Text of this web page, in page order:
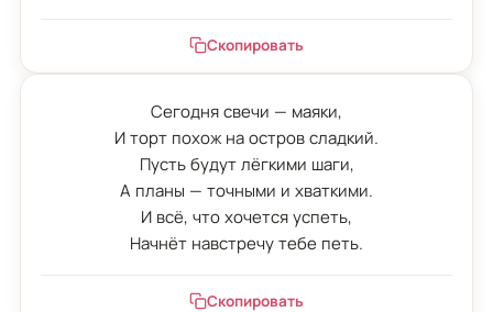
Скопировать
Сегодня свечи — маяки,
И торт похож на остров сладкий.
Пусть будут лёгкими шаги,
А планы — точными и хваткими.
И всё, что хочется успеть,
Начнёт навстречу тебе петь.
Скопировать